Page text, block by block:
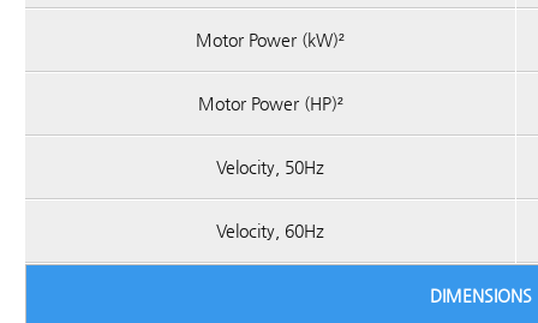
Motor Power (kW)²
Motor Power (HP)²
Velocity, 50Hz
Velocity, 60Hz